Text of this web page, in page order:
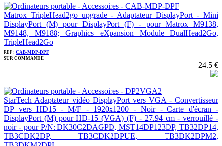
Matrox TripleHead2go upgrade - Adaptateur DisplayPort - Mini
DisplayPort (M) pour DisplayPort (F) - pour Matrox M9138,
M9148, M9188; Graphics eXpansion Module DualHead2Go,
TripleHead2Go
REF : CAB-MDP-DPF
SUR COMMANDE
24.5 €
StarTech Adaptateur vidéo DisplayPort vers VGA - Convertisseur
DP vers HD15 - M/F - 1920x1200 - Noir - Carte d'écran -
DisplayPort (M) pour HD-15 (VGA) (F) - 27.94 cm - verrouillé -
noir - pour P/N: DK30C2DAGPD, MST14DP123DP, TB32DP14,
TB3CDK2DP, TB3CDK2DPUE, TB3DK2DPM2,